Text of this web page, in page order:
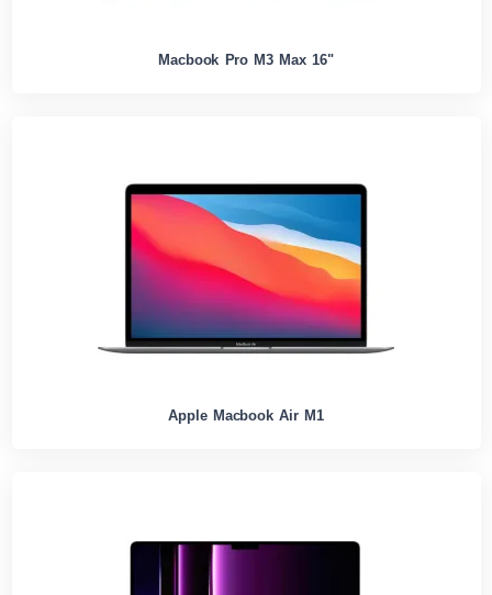
Macbook Pro M3 Max 16"
Apple Macbook Air M1